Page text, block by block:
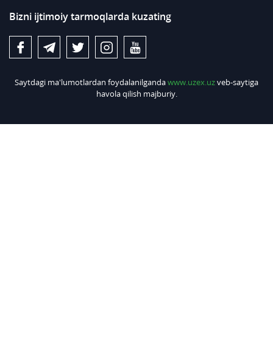
Bizni ijtimoiy tarmoqlarda kuzating
Saytdagi ma'lumotlardan foydalanilgandawww.uzex.uzveb-saytiga
havola qilish majburiy.